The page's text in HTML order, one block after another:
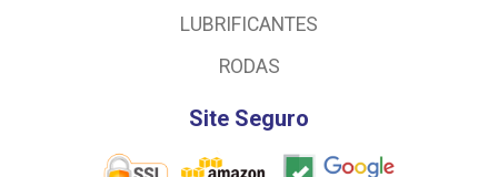
LUBRIFICANTES
RODAS
Site Seguro